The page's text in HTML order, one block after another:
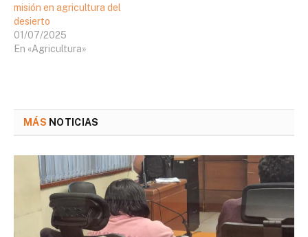
misión en agricultura del
desierto
01/07/2025
En «Agricultura»
MÁS NOTICIAS